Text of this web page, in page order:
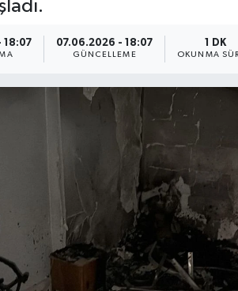
18:07 07.06.2026 - 18:07
GÜNCELLEME
1 DK
OKUNMA